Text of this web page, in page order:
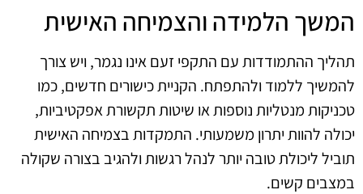
המשך הלמידה והצמיחה האישית
תהליך ההתמודדות עם התקפי זעם אינו נגמר, ויש צורך
להמשיך ללמוד ולהתפתח. הקניית כישורים חדשים, כמו
טכניקות מנטליות נוספות או שיטות תקשורת אפקטיביות,
יכולה להוות יתרון משמעותי. התמקדות בצמיחה האישית
תוביל ליכולת טובה יותר לנהל רגשות ולהגיב בצורה שקולה
במצבים קשים.